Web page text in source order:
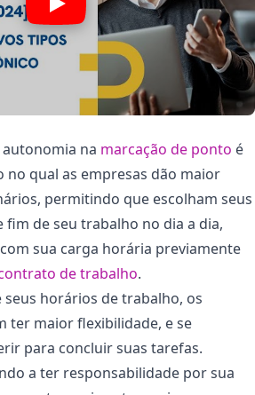
na marcação de ponto é
no qual as empresas dão maior
permitindo que escolham seus
fim de seu trabalho no dia a dia,
sua carga horária previamente
de trabalho.
horários de trabalho, os
ter maior flexibilidade, e se
para concluir suas tarefas.
a ter responsabilidade por sua